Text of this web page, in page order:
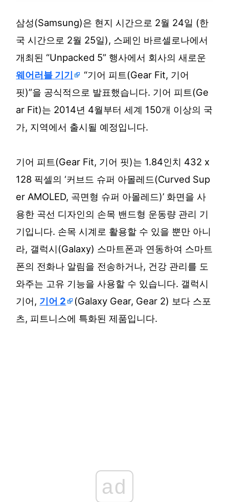
삼성(Samsung)은 현지 시간으로 2월 24일 (한
국 시간으로 2월 25일), 스페인 바르셀로나에서
개최된 “Unpacked 5” 행사에서 회사의 새로운
웨어러블 기기
“기어 피트(Gear Fit, 기어
핏)”을 공식적으로 발표했습니다. 기어 피트(Ge
ar Fit)는 2014년 4월부터 세계 150개 이상의 국
가, 지역에서 출시될 예정입니다.
기어 피트(Gear Fit, 기어 핏)는 1.84인치 432 x
128 픽셀의 ‘커브드 슈퍼 아몰레드(Curved Sup
er AMOLED, 곡면형 슈퍼 아몰레드)’ 화면을 사
용한 곡선 디자인의 손목 밴드형 운동량 관리 기
기입니다. 손목 시계로 활용할 수 있을 뿐만 아니
라, 갤럭시(Galaxy) 스마트폰과 연동하여 스마트
폰의 전화나 알림을 전송하거나, 건강 관리를 도
와주는 고유 기능을 사용할 수 있습니다. 갤럭시
기어, 기어 2
(Galaxy Gear, Gear 2) 보다 스포
츠, 피트니스에 특화된 제품입니다.
ad